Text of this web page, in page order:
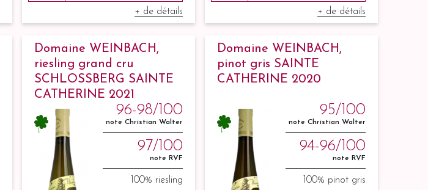
+ de détails
+ de détails
Domaine WEINBACH,
riesling grand cru
SCHLOSSBERG SAINTE
CATHERINE 2021
magnum
96-98/100
note Christian Walter
97/100
note RVF
100% riesling
Domaine WEINBACH,
pinot gris SAINTE
CATHERINE 2020
95/100
note Christian Walter
94-96/100
note RVF
100% pinot gris